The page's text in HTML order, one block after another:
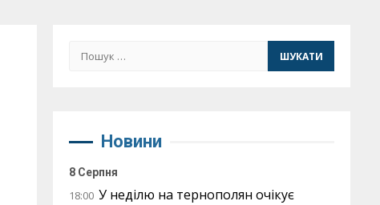
Пошук:
Новини
8 Серпня
18:00 У неділю на тернополян очікує